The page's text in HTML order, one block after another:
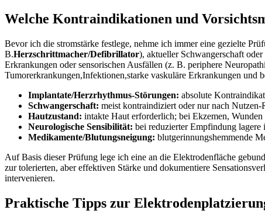
Welche Kontraindikationen und
Bevor ich die stromstärke festlege, nehme ⁢ich immer eine⁣ gezielte
B.Herzschrittmacher/Defibrillator), aktueller Schwangerschaft
Erkrankungen oder ⁢sensorischen Ausfällen (z. B.‍ periphere
Tumorerkrankungen,Infektionen,starke vaskuläre Erkrankungen und
Implantate/Herzrhythmus‑Störungen: absolute
Schwangerschaft: meist kontraindiziert oder nur nach
Hautzustand: ⁢intakte Haut erforderlich; bei Ekzemen,
Neurologische Sensibilität: ‌bei reduzierter Empfindung lagere
Medikamente/Blutungsneigung: blutgerinnungshemmende
Auf Basis dieser Prüfung lege ich eine an die Elektrodenfläche
zur tolerierten, aber effektiven Stärke und dokumentiere
intervenieren.
Praktische Tipps zur